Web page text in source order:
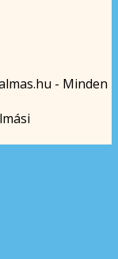
- Minden